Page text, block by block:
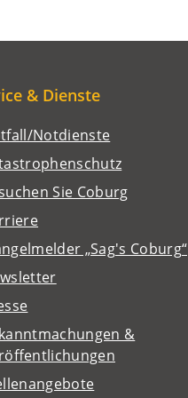
& Dienste
Notdienste
Sie Coburg
„Sag's Coburg“
&